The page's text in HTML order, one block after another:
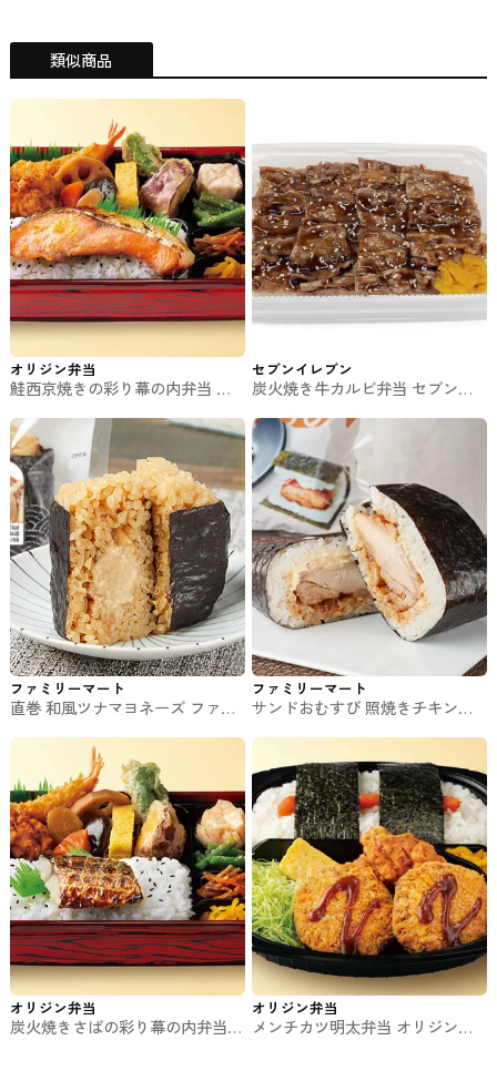
類似商品
オリジン弁当
鮭西京焼きの彩り幕の内弁当 オ
セブンイレブン
炭火焼き牛カルビ弁当 セブンの
ファミリーマート
直巻 和風ツナマヨネーズ ファミ
ファミリーマート
サンドおむすび 照焼きチキン
オリジン弁当
炭火焼きさばの彩り幕の内弁当
オリジン弁当
メンチカツ明太弁当 オリジン弁